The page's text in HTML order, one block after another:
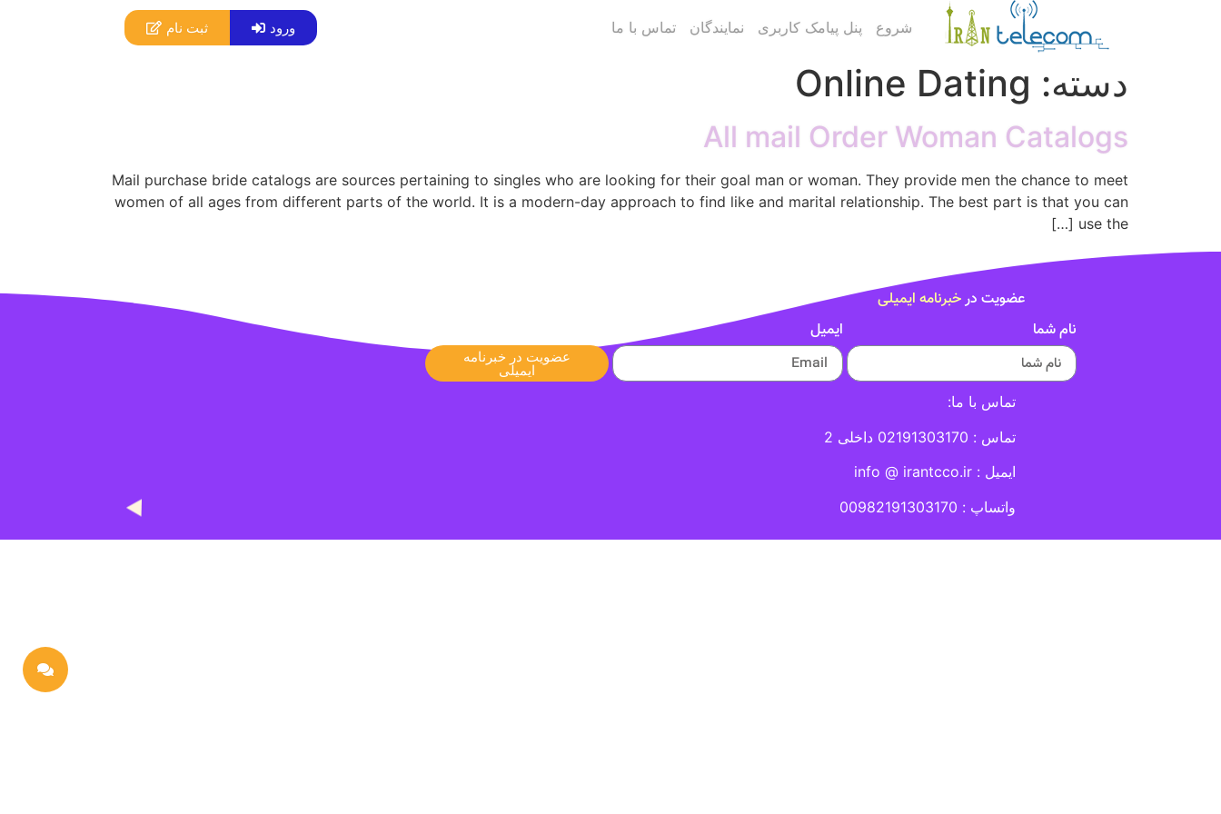
شروع پنل پیامک کاربری نمایندگان تماس با ما ورود ثبت نام
دسته: Online Dating
All mail Order Woman Catalogs
Mail purchase bride catalogs are sources pertaining to singles who are looking for their goal man or woman. They provide men the chance to meet
women of all ages from different parts of the world. It is a modern-day approach to find like and marital relationship. The best part is that you can
use the […]
عضویت درخبرنامه ایمیلی
نام شما
ایمیل
عضویت در خبرنامه
ایمیلی
تماس با ما:
تماس : 02191303170 داخلی 2
ایمیل : info @ irantcco.ir
واتساپ : 00982191303170